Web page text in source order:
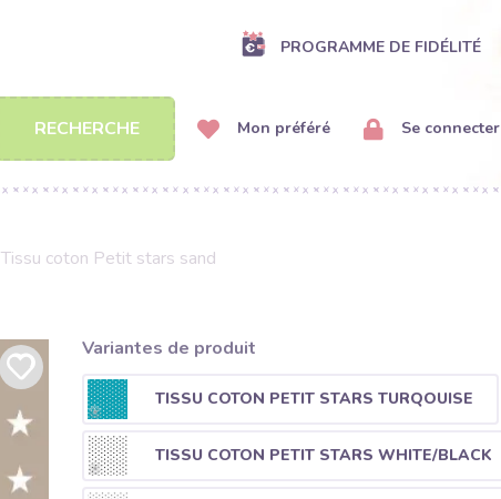
PROGRAMME DE FIDÉLITÉ
RECHERCHE Mon préféré Se connecter
Tissu coton Petit stars sand
Variantes de produit
TISSU COTON PETIT STARS TURQOUISE
TISSU COTON PETIT STARS WHITE/BLACK